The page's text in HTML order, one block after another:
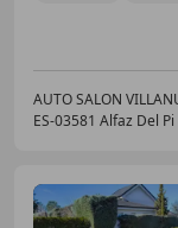
AUTO SALON
ES-03581 Alfaz Del Pi